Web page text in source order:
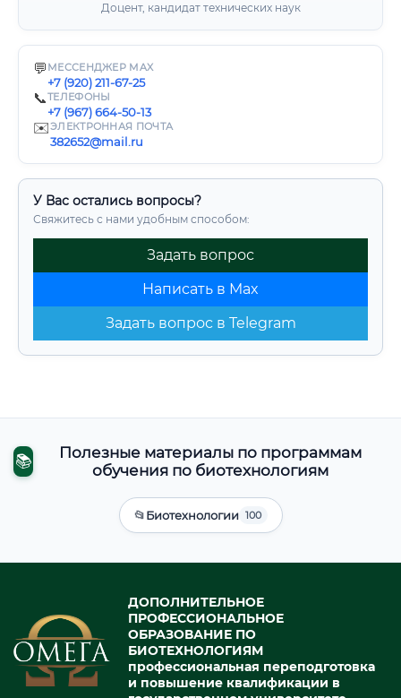
Доцент, кандидат технических наук
💬 МЕССЕНДЖЕР MAX
+7 (920) 211-67-25
📞ТЕЛЕФОНЫ
+7 (967) 664-50-13
✉️ЭЛЕКТРОННАЯ ПОЧТА
382652@mail.ru
У Вас остались вопросы?
Свяжитесь с нами удобным способом:
Задать вопрос
Написать в Max
Задать вопрос в Telegram
📚
Полезные материалы по программам
обучения по биотехнологиям
📂Биотехнологии 100
ДОПОЛНИТЕЛЬНОЕ
ПРОФЕССИОНАЛЬНОЕ
ОБРАЗОВАНИЕ ПО
БИОТЕХНОЛОГИЯМ
профессиональная переподготовка
и повышение квалификации в